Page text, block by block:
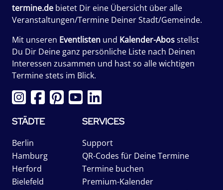
termine.de bietet Dir eine Übersicht über alle
Veranstaltungen/Termine Deiner Stadt/Gemeinde.
Mit unseren Eventlisten und Kalender-Abosstellst
Du Dir Deine ganz persönliche Liste nach Deinen
Interessen zusammen und hast so alle wichtigen
Termine stets im Blick.
STÄDTE
Berlin
Hamburg
Herford
Bielefeld
SERVICES
Support
QR-Codes für Deine Termine
Termine buchen
Premium-Kalender